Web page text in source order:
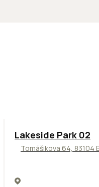
ODPORÚČAME
Lakeside Park 02
Tomášikova 64, 83104